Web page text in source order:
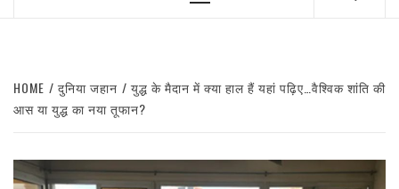
HOME दुनिया जहान
युद्ध के मैदान में क्या हाल हैं यहां पढ़िए…वैश्विक शांति की
आस या युद्ध का नया तूफान?